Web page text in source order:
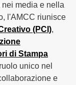
media e nella
l'AMCC riunisce
(PCI),
di Stampa
unico nel
e